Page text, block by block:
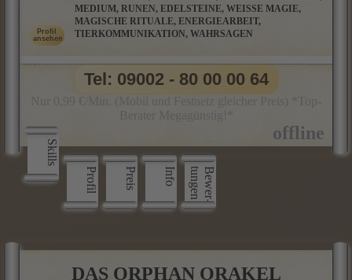
MEDIUM, RUNEN, EDELSTEINE, WEISSE MAGIE,
MAGISCHE RITUALE, ENERGIEARBEIT,
TIERKOMMUNIKATION, WAHRSAGEN
Skills
Profil
Preis Info B
e
w
e
r
­
t
u
n
g
e
n
Tel: 09002 - 80 00 00 64
DAS ORPHAN ORAKEL